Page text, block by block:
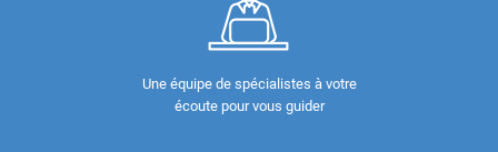
Une équipe de spécialistes à votre
écoute pour vous guider